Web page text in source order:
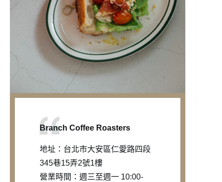
Branch Coffee Roasters
地址：台北市大安區仁愛路四段
345巷15弄2號1樓
營業時間：週三至週一 10:00-